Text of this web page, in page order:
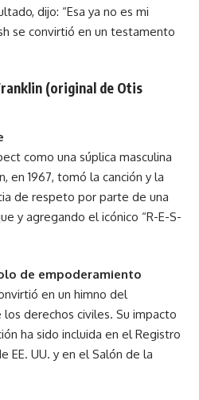
dijo: “Esa ya no es mi
se convirtió en un testamento
(original de Otis
como una súplica masculina
en 1967, tomó la canción y la
de respeto por parte de una
y agregando el icónico “R-E-S-
de empoderamiento
en un himno del
derechos civiles. Su impacto
ha sido incluida en el Registro
EE. UU. y en el Salón de la